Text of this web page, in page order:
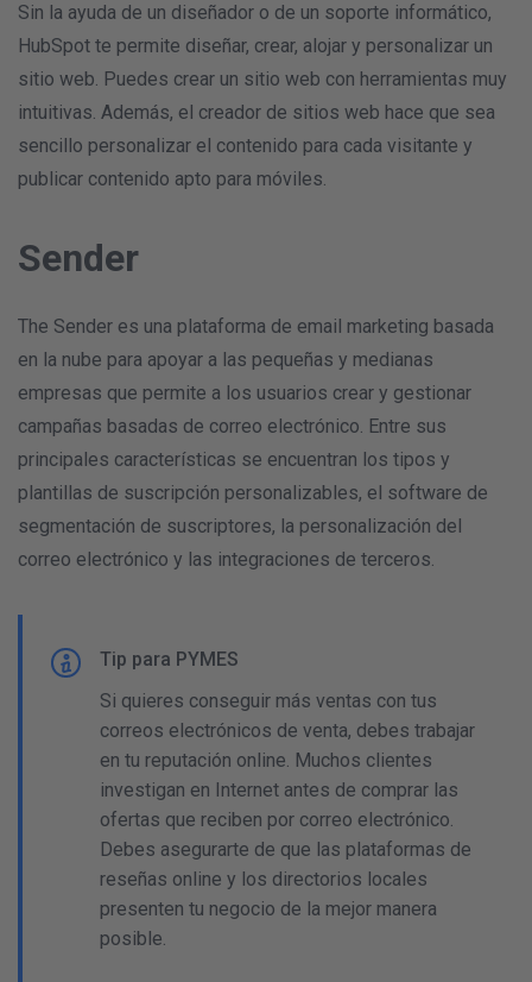
Sin la ayuda de un diseñador o de un soporte informático,
HubSpot te permite diseñar, crear, alojar y personalizar un
sitio web. Puedes crear un sitio web con herramientas muy
intuitivas. Además, el creador de sitios web hace que sea
sencillo personalizar el contenido para cada visitante y
publicar contenido apto para móviles.
Sender
The Sender es una plataforma de email marketing basada
en la nube para apoyar a las pequeñas y medianas
empresas que permite a los usuarios crear y gestionar
campañas basadas de correo electrónico. Entre sus
principales características se encuentran los tipos y
plantillas de suscripción personalizables, el software de
segmentación de suscriptores, la personalización del
correo electrónico y las integraciones de terceros.
Tip para PYMES
Si quieres conseguir más ventas con tus
correos electrónicos de venta, debes trabajar
en tu reputación online. Muchos clientes
investigan en Internet antes de comprar las
ofertas que reciben por correo electrónico.
Debes asegurarte de que las plataformas de
reseñas online y los directorios locales
presenten tu negocio de la mejor manera
posible.